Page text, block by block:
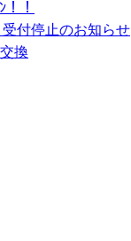
！
付停止のお知らせ
換